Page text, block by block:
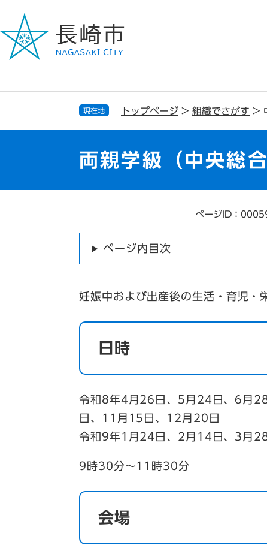
ジ
で
ュ
ば
現在地 トップページ > 組織でさがす >
両親学級（中央総
ページID：
ページ内目次
妊娠中および出産後の生活・育児・
日時
令和8年4月26日、5月24日、6月
日、11月15日、12月20日
令和9年1月24日、2月14日、3月28
9時30分～11時30分
会場